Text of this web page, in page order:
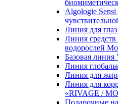
Algologie
Линия для
Линия
водорослей
Базовая
Линия
Линия для
Линия для
«RIVAGE /
Подарочные